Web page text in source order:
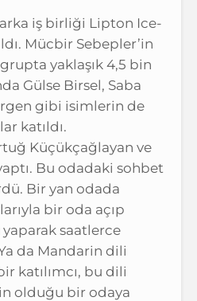
iş birliği Lipton Ice-
Mücbir Sebepler’in
yaklaşık 4,5 bin
Gülse Birsel, Saba
gibi isimlerin de
katıldı.
Küçükçağlayan ve
Bu odadaki sohbet
Bir yan odada
bir oda açıp
saatlerce
da Mandarin dili
katılımcı, bu dili
olduğu bir odaya